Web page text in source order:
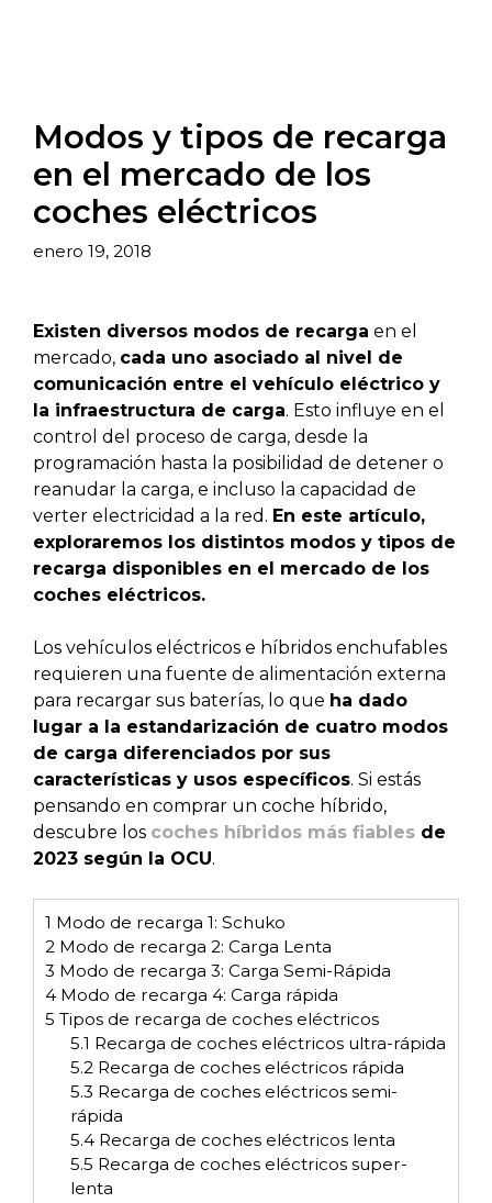
Modos y tipos de recarga
en el mercado de los
coches eléctricos
enero 19, 2018
Existen diversos modos de recarga en el
mercado, cada uno asociado al nivel de
comunicación entre el vehículo eléctrico y
la infraestructura de carga. Esto influye en el
control del proceso de carga, desde la
programación hasta la posibilidad de detener o
reanudar la carga, e incluso la capacidad de
verter electricidad a la red. En este artículo,
exploraremos los distintos modos y tipos de
recarga disponibles en el mercado de los
coches eléctricos.
Los vehículos eléctricos e híbridos enchufables
requieren una fuente de alimentación externa
para recargar sus baterías, lo que ha dado
lugar a la estandarización de cuatro modos
de carga diferenciados por sus
características y usos específicos. Si estás
pensando en comprar un coche híbrido,
descubre los coches híbridos más fiables de
2023 según la OCU.
1 Modo de recarga 1: Schuko
2 Modo de recarga 2: Carga Lenta
3 Modo de recarga 3: Carga Semi-Rápida
4 Modo de recarga 4: Carga rápida
5 Tipos de recarga de coches eléctricos
5.1 Recarga de coches eléctricos ultra-rápida
5.2Recarga de coches eléctricos rápida
5.3 Recarga de coches eléctricos semi-
rápida
5.4Recarga de coches eléctricos lenta
5.5 Recarga de coches eléctricos super-
lenta